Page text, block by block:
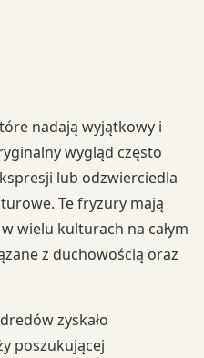
nadają wyjątkowy i
wygląd często
lub odzwierciedla
Te fryzury mają
wielu kulturach na całym
z duchowością oraz
zyskało
poszukującej